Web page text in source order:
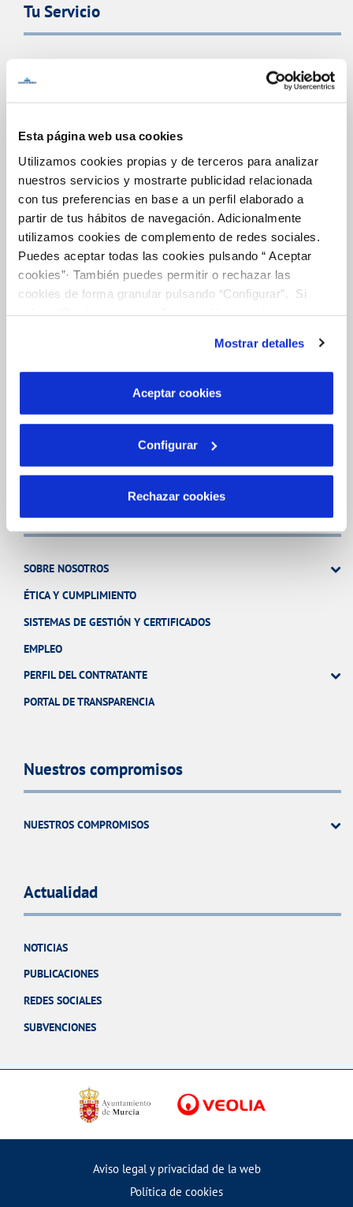
Esta página web usa cookies
Utilizamos cookies propias y de terceros para analizar
nuestros servicios y mostrarte publicidad relacionada
con tus preferencias en base a un perfil elaborado a
partir de tus hábitos de navegación. Adicionalmente
utilizamos cookies de complemento de redes sociales.
Puedes aceptar todas las cookies pulsando “ Aceptar
cookies”· También puedes permitir o rechazar las
cookies de forma granular pulsando “Configurar”. Si
son indispensables para que el sitio web funcione y que
por tanto no se pueden desactivar. Puedes consultar
más información en nuestraPolítica de Cookies
Mostrar detalles
Aceptar cookies
Configurar
Rechazar cookies
Tu Servicio
Tu Agua
NUESTRO PAPEL EN EL CICLO URBANO
CALIDAD
CUIDADOS DEL AGUA
RED URBANA DE RIEGO
MANTENIMIENTO DE FUENTES PROPIAS
Conócenos
SOBRE NOSOTROS
ÉTICA Y CUMPLIMIENTO
SISTEMAS DE GESTIÓN Y CERTIFICADOS
EMPLEO
PERFIL DEL CONTRATANTE
PORTAL DE TRANSPARENCIA
Nuestros compromisos
NUESTROS COMPROMISOS
Actualidad
NOTICIAS
PUBLICACIONES
REDES SOCIALES
SUBVENCIONES
Aviso legal y privacidad de la web
Política de cookies